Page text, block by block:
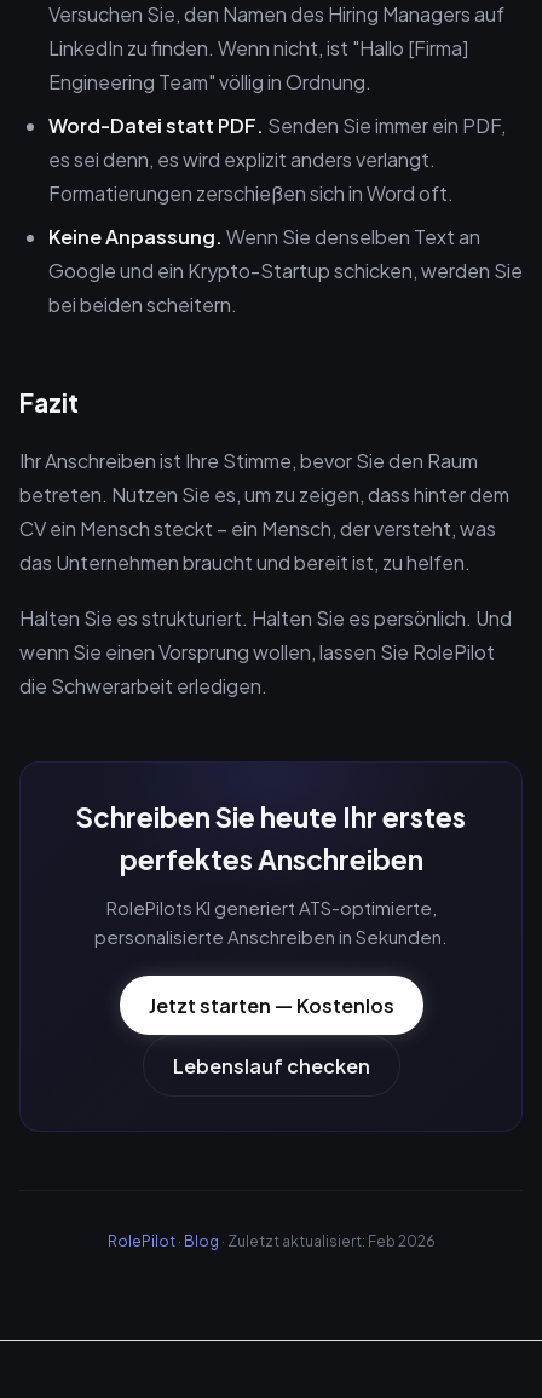
Versuchen Sie, den Namen des Hiring Managers auf
LinkedIn zu finden. Wenn nicht, ist "Hallo [Firma]
Engineering Team" völlig in Ordnung.
Word-Datei statt PDF. Senden Sie immer ein PDF,
es sei denn, es wird explizit anders verlangt.
Formatierungen zerschießen sich in Word oft.
Keine Anpassung. Wenn Sie denselben Text an
Google und ein Krypto-Startup schicken, werden Sie
bei beiden scheitern.
Fazit
Ihr Anschreiben ist Ihre Stimme, bevor Sie den Raum
betreten. Nutzen Sie es, um zu zeigen, dass hinter dem
CV ein Mensch steckt – ein Mensch, der versteht, was
das Unternehmen braucht und bereit ist, zu helfen.
Halten Sie es strukturiert. Halten Sie es persönlich. Und
wenn Sie einen Vorsprung wollen, lassen Sie RolePilot
die Schwerarbeit erledigen.
Schreiben Sie heute Ihr erstes
perfektes Anschreiben
RolePilots KI generiert ATS-optimierte,
personalisierte Anschreiben in Sekunden.
Jetzt starten — Kostenlos
Lebenslauf checken
RolePilot· Blog · Zuletzt aktualisiert: Feb 2026